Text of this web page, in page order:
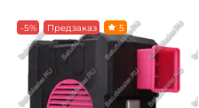
-5% Предзаказ 5